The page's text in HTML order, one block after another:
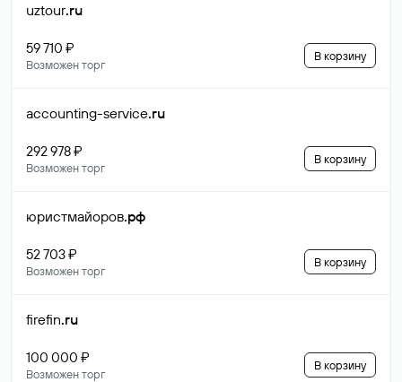
uztour.ru
59 710 ₽
Возможен торг
В корзину
accounting-service.ru
292 978 ₽
Возможен торг
В корзину
юристмайоров.рф
52 703 ₽
Возможен торг
В корзину
firefin.ru
100 000 ₽
Возможен торг
В корзину